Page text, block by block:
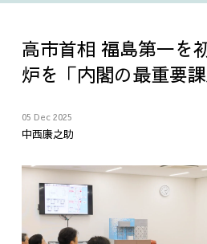
高市首相 福島第一を
炉を「内閣の最重要
05 Dec 2025
中西康之助